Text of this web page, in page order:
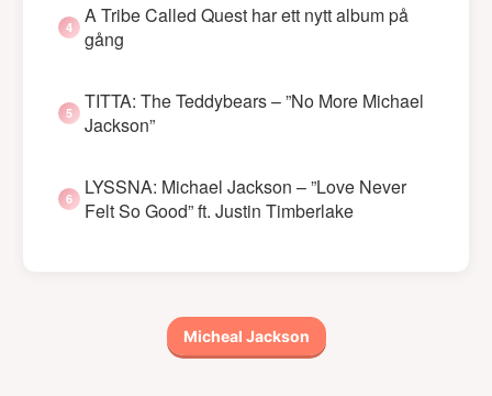
A Tribe Called Quest har ett nytt album på
gång
TITTA: The Teddybears – ”No More Michael
Jackson”
LYSSNA: Michael Jackson – ”Love Never
Felt So Good” ft. Justin Timberlake
Micheal Jackson